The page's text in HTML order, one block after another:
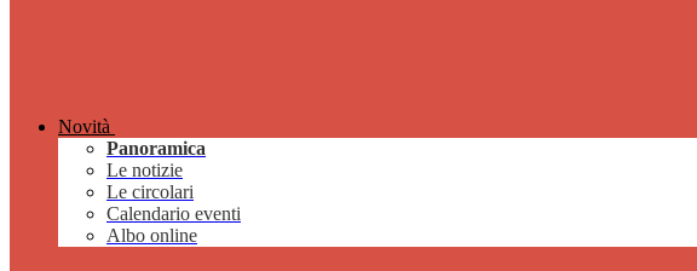
Novità
Panoramica
Le notizie
Le circolari
Calendario eventi
Albo online